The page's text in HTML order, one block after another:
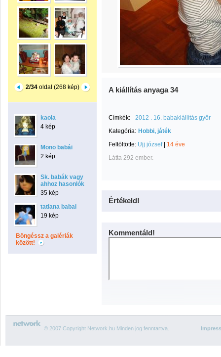
2/34oldal (268 kép)
kaola
4 kép
Mono babái
2 kép
Sk. babák vagy
ahhoz hasonlók
35 kép
tatiana babai
19 kép
Böngéssz a galériák
között!
A kiállítás anyaga 34
Címkék:
2012 . 16. babakiállítás győr
Kategória: Hobbi, játék
Feltöltötte: Ujj józsef| 14 éve
Látta 292 ember.
Értékeld!
Kommentáld!
© 2007 Copyright Network.hu Minden jog fenntartva.